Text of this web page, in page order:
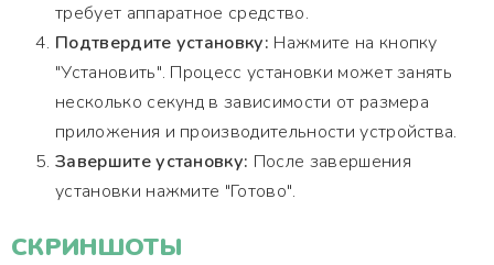
требует аппаратное средство.
Подтвердите установку: Нажмите на кнопку
"Установить". Процесс установки может занять
несколько секунд в зависимости от размера
приложения и производительности устройства.
Завершите установку: После завершения
установки нажмите "Готово".
СКРИНШОТЫ